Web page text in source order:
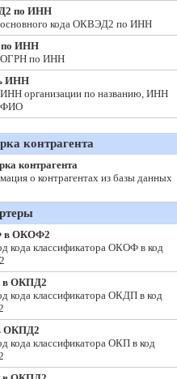
по ИНН
кода ОКВЭД2 по ИНН
ИНН
ОГРН по ИНН
ИНН
организации по названию, ИНН
ФИО
контрагента
контрагента
о контрагентах из базы данных
ОКОФ2
кода классификатора ОКОФ в код
ОКПД2
кода классификатора ОКДП в код
ОКПД2
кода классификатора ОКП в код